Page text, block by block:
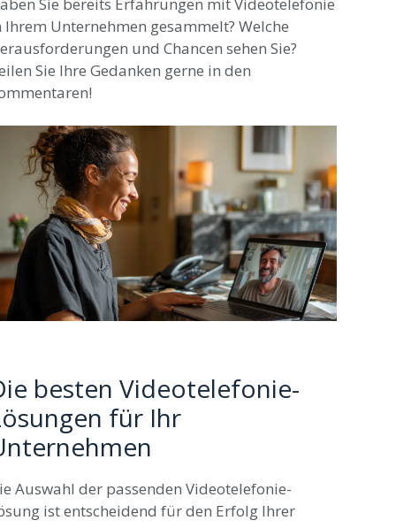
Ihrem Unternehmen gesammelt? Welche
und Chancen sehen Sie?
Sie Ihre Gedanken gerne in den
besten Videotelefonie-
für Ihr
Auswahl der passenden Videotelefonie-
ist entscheidend für den Erfolg Ihrer